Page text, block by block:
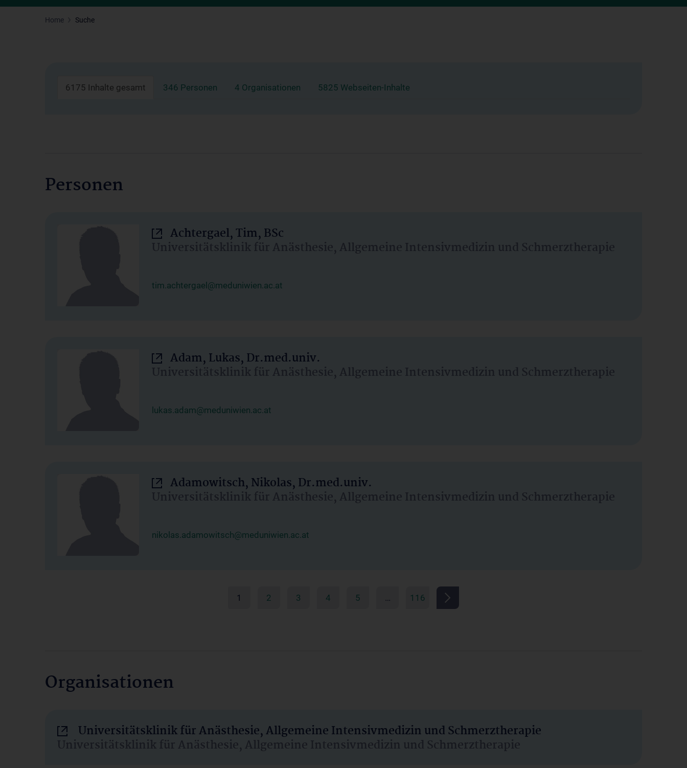
Home Suche
6175 Inhalte gesamt 346 Personen 4 Organisationen 5825 Webseiten-Inhalte
Personen
Achtergael, Tim, BSc
Universitätsklinik für Anästhesie, Allgemeine Intensivmedizin und Schmerztherapie
tim.achtergael@meduniwien.ac.at
Adam, Lukas, Dr.med.univ.
Universitätsklinik für Anästhesie, Allgemeine Intensivmedizin und Schmerztherapie
lukas.adam@meduniwien.ac.at
Adamowitsch, Nikolas, Dr.med.univ.
Universitätsklinik für Anästhesie, Allgemeine Intensivmedizin und Schmerztherapie
nikolas.adamowitsch@meduniwien.ac.at
1 2 3 4 5 … 116
Organisationen
Universitätsklinik für Anästhesie, Allgemeine Intensivmedizin und Schmerztherapie
Universitätsklinik für Anästhesie, Allgemeine Intensivmedizin und Schmerztherapie